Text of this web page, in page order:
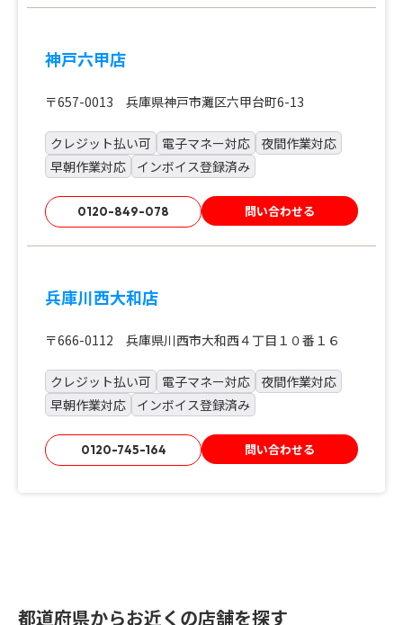
神戸六甲店
〒657-0013 兵庫県神戸市灘区六甲台町6-13
クレジット払い可 電子マネー対応
夜間作業対応
早朝作業対応
インボイス登録済み
0120-849-078 問い合わせる
兵庫川西大和店
〒666-0112 兵庫県川西市大和西４丁目１０番１６
クレジット払い可 電子マネー対応
夜間作業対応
早朝作業対応
インボイス登録済み
0120-745-164 問い合わせる
都道府県からお近くの店舗を探す